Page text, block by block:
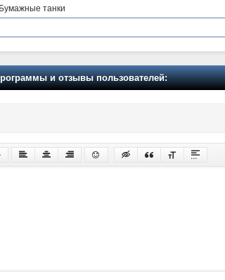
танки
и отзывы пользователей: